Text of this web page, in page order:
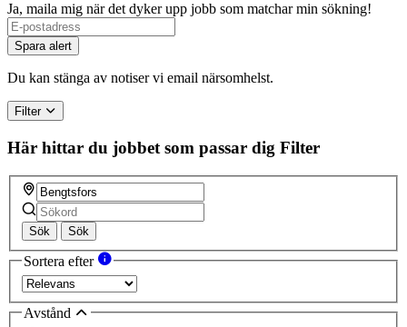
Ja, maila mig när det dyker upp jobb som matchar min sökning!
Spara alert
Du kan stänga av notiser vi email närsomhelst.
Filter
Här hittar du jobbet som passar dig Filter
Sök Sök
Sortera efter
Avstånd